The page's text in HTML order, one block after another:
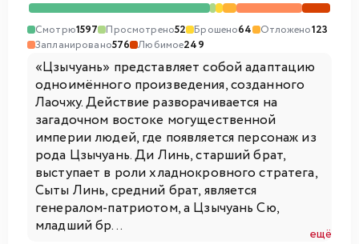
Смотрю1597 Просмотрено52 Брошено64 Отложено123
Запланировано576 Любимое249
«Цзычуань» представляет собой адаптацию
одноимённого произведения, созданного
Лаочжу. Действие разворачивается на
загадочном востоке могущественной
империи людей, где появляется персонаж из
рода Цзычуань. Ди Линь, старший брат,
выступает в роли хладнокровного стратега,
Сыты Линь, средний брат, является
генералом-патриотом, а Цзычуань Сю,
младший бр...
ещё